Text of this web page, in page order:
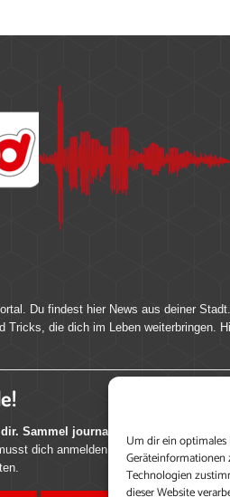
Um dir ein optimales
Geräteinformationen
Technologien
dieser Website
Du findest hier News aus deiner
Tricks, die dich im Leben weiterbringen.
Sammel journalistische Erfahrung,
dich anmelden, um alle Funktionen